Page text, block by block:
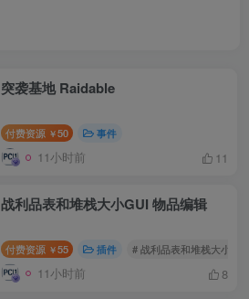
突袭基地 Raidable
付费资源 ￥50 事件
11小时前 11
战利品表和堆栈大小GUI 物品编辑
付费资源 ￥55 插件 # 战利品表和堆栈大小GUI
11小时前 8